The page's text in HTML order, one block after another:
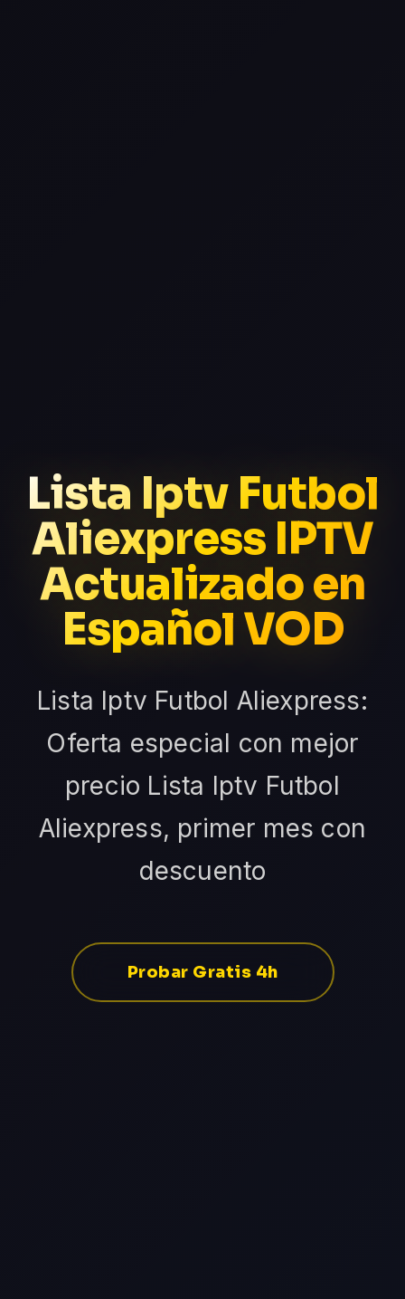
Lista Iptv Futbol
Aliexpress IPTV
Actualizado en
Español VOD
Lista Iptv Futbol Aliexpress:
Oferta especial con mejor
precio Lista Iptv Futbol
Aliexpress, primer mes con
descuento
Probar Gratis 4h